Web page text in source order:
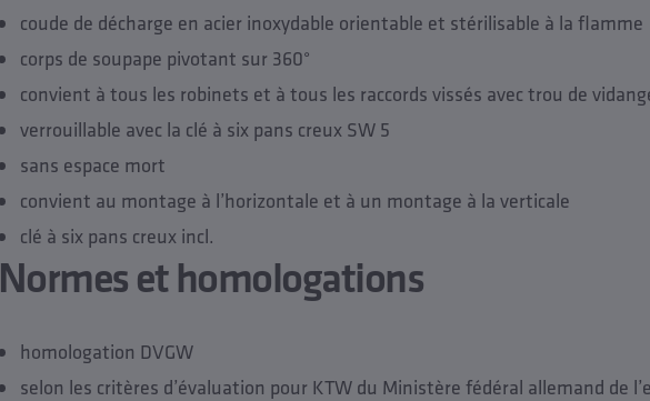
coude de décharge en acier inoxydable orientable et stérilisable à la flamme
corps de soupape pivotant sur 360°
convient à tous les robinets et à tous les raccords vissés avec trou de
verrouillable avec la clé à six pans creux SW 5
sans espace mort
convient au montage à l’horizontale et à un montage à la verticale
clé à six pans creux incl.
Normes et homologations
homologation DVGW
selon les critères d’évaluation pour KTW du Ministère fédéral allemand de